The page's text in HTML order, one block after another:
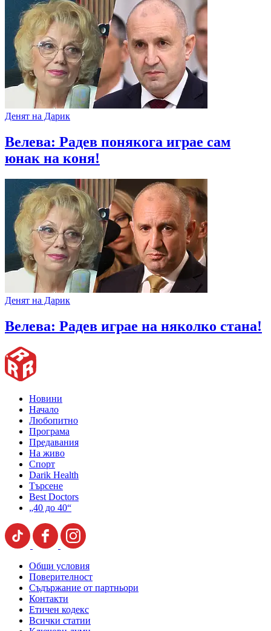
Денят на Дарик
Велева: Радев понякога играе сам
юнак на коня!
Денят на Дарик
Велева: Радев играе на няколко стана!
Новини
Начало
Любопитно
Програма
Предавания
На живо
Спорт
Darik Health
Търсене
Best Doctors
„40 до 40“
Общи условия
Поверителност
Съдържание от партньори
Контакти
Етичен кодекс
Всички статии